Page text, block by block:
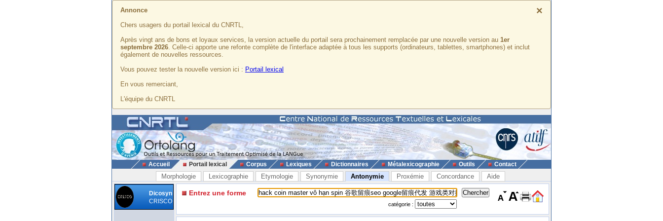
×
Annonce
Chers usagers du portail lexical du CNRTL,
Après vingt ans de bons et loyaux services, la version actuelle du portail sera prochainement remplacée par une nouvelle version au 1er
septembre 2026. Celle-ci apporte une refonte complète de l'interface adaptée à tous les supports (ordinateurs, tablettes, smartphones) et inclut
également de nouvelles ressources.
Vous pouvez tester la nouvelle version ici : Portail lexical
En vous remerciant,
L'équipe du CNRTL
Accueil Portail lexical Corpus Lexiques Dictionnaires Métalexicographie Outils Contact
Morphologie Lexicographie Etymologie Synonymie Antonymie Proxémie Concordance Aide
Dicosyn
CRISCO
Entrez une forme
catégorie :